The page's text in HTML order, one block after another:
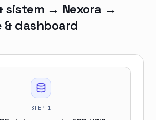
sistem → Nexora →
& dashboard
STEP 1